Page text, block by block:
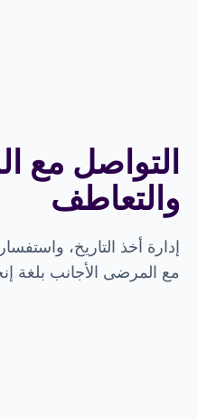
التواصل مع
والتعاطف
إدارة أخذ التاريخ،
مع المرضى الأجانب بلغة